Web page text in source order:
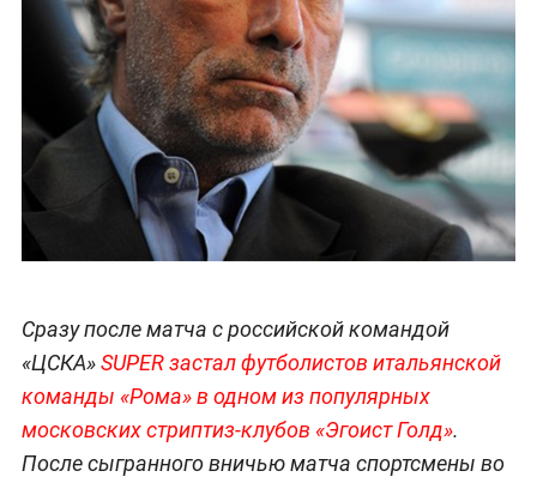
Сразу после матча с российской командой
«ЦСКА»SUPER застал футболистов итальянской
команды «Рома» в одном из популярных
московских стриптиз-клубов «Эгоист Голд».
После сыгранного вничью матча спортсмены во